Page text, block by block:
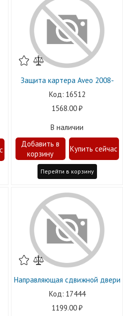
Защита картера Aveo 2008-
16512
1568.00
В наличии
Перейти в корзину
Направляющая сдвижной двери
17444
1199.00